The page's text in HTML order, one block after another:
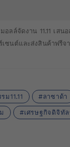
มอลล์จัดงาน 11.11 เส
เซนต์และส่งสินค้าฟรี
ม11.11 ลาซาด้า
เศรษฐกิจดิจิทั